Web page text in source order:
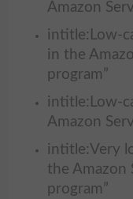
Amazon
intitle:Low-
in the
program”
intitle:Low-
Amazon
intitle:Very
the Amazon
program”